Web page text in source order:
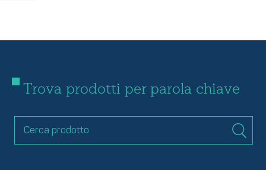
Trova prodotti per parola chiave